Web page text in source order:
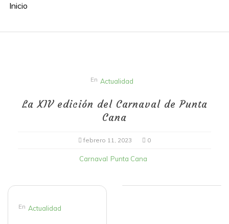
Inicio
En Actualidad
La XIV edición del Carnaval de Punta
Cana
febrero 11, 2023 0
Carnaval Punta Cana
En Actualidad